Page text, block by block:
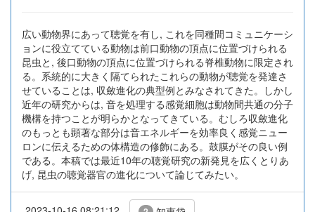
広い動物界にあって聴覚を有し, これを同種間コミュニケーシ
ョンに役立てている動物は前口動物の頂点に位置づけられる
昆虫と, 後口動物の頂点に位置づけられる脊椎動物に限定され
る。系統的に大きく隔てられたこれらの動物が聴覚を発達さ
せていることは, 収斂進化の典型例とみなされてきた。しかし
近年の研究からは, 音を処理する感覚細胞は動物間共通の分子
機構を持つことが明らかとなってきている。むしろ収斂進化
のもっとも顕著な部分は音エネルギーを効率良く感覚ニュー
ロンに伝えるための体構造の修飾にある。鼓膜がその良い例
である。本稿では最近10年の聴覚研究の新発見を広くとりあ
げ, 昆虫の聴覚器官の進化について論じてみたい。